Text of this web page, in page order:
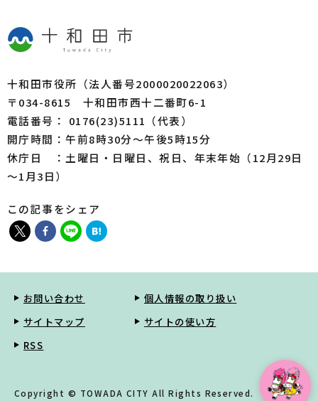
十和田市役所（法人番号2000020022063）
〒034-8615 十和田市西十二番町6-1
電話番号： 0176(23)5111（代表）
開庁時間：午前8時30分～午後5時15分
休庁日 ：土曜日・日曜日、祝日、年末年始（12月29日
～1月3日）
この記事をシェア
お問い合わせ
個人情報の取り扱い
サイトマップ
サイトの使い方
RSS
Copyright © TOWADA CITY All Rights Reserved.